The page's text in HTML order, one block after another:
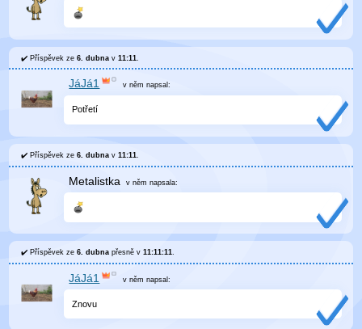
Příspěvek ze6. dubna v11:11
JáJá1 v něm napsal:
Potřetí
Příspěvek ze6. dubna v11:11
Metalistka v něm napsala:
Příspěvek ze6. dubna přesně v11:11:11.
JáJá1 v něm napsal:
Znovu